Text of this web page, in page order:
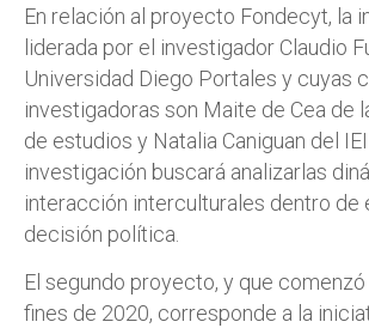
En relación al proyecto Fondecyt, la
liderada por el investigador Claudio
Universidad Diego Portales y cuyas
investigadoras son Maite de Cea de
de estudios y Natalia Caniguan del
investigación buscará analizarlas
interacción interculturales dentro de
decisión política.
El segundo proyecto, y que
fines de 2020, corresponde a la